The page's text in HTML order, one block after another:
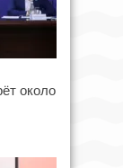
около